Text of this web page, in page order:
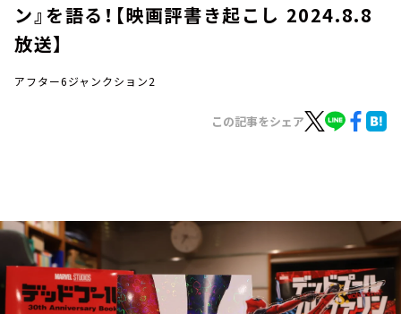
イベント・グッズ
YouTube
会社情報
ン』を語る！【映画評書き起こし 2024.8.8
放送】
アフター6ジャンクション2
この記事をシェア